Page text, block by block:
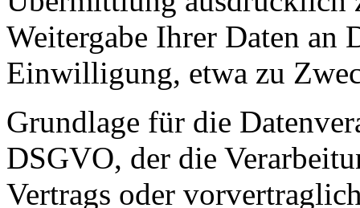
Weitergabe Ihrer Daten an
Einwilligung, etwa zu
Grundlage für die
DSGVO, der die
Vertrags oder